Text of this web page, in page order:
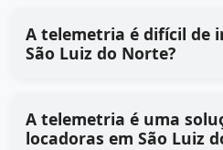
A telemetria é difícil de
São Luiz do Norte?
A telemetria é uma
locadoras em São Luiz